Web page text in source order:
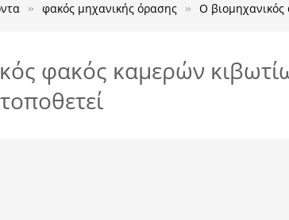
φακός μηχανικής όρασης Ο βιομηχανικός
φακός καμερών